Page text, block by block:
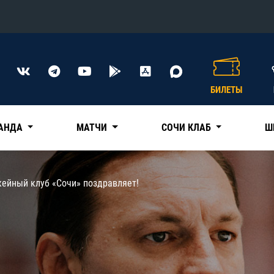
Конференция «Восток»
Нефтехимик
Трактор
Дивизион Чернышева
Авангард
Адмирал
КХЛ
БИЛЕТЫ
МАТЧИ СОЧИ КЛАБ
клуб «Сочи» поздравляет!